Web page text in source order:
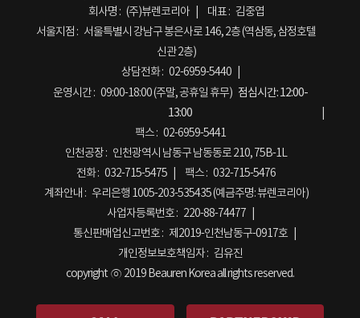
회사명 : (주)뷰렌코리아 대표 : 김중엽
서울지점 : 서울특별시 강남구 봉은사로 146, 2층 (역삼동, 삼정호텔
신관 2층)
상담전화 : 02-6959-5440
운영시간 : 09:00-18:00 (주말, 공휴일 휴무) 점심시간:12:00-
13:00
팩스 : 02-6959-5441
인천공장 : 인천광역시 남동구 남동동로 210, 75B-1L
전화 : 032-715-5475 팩스 : 032-715-5476
계좌안내 : 우리은행 1005-203-535435 (예금주명: 뷰렌코리아)
사업자등록번호 : 220-88-74477
통신판매업신고번호 : 제2019-인천남동구-0917호
개인정보보호책임자 : 김유진
copyright ⓒ 2019 Beauren Korea all rights reserved.